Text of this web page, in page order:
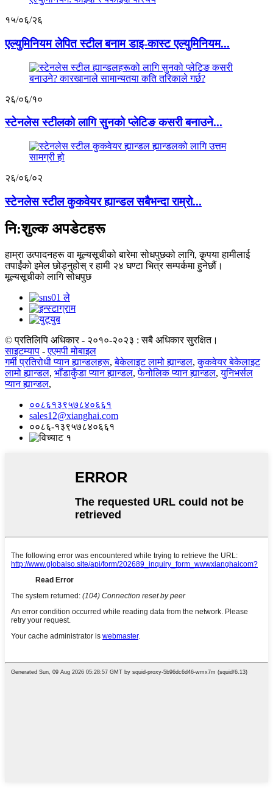
१५/०६/२६
एल्युमिनियम लेपित स्टील बनाम डाइ-कास्ट एल्युमिनियम...
२६/०६/१०
स्टेनलेस स्टीलको लागि सुनको प्लेटिङ कसरी बनाउने...
२६/०६/०२
स्टेनलेस स्टील कुकवेयर ह्यान्डल सबैभन्दा राम्रो...
नि:शुल्क अपडेटहरू
हाम्रा उत्पादनहरू वा मूल्यसूचीको बारेमा सोधपुछको लागि, कृपया हामीलाई
तपाईंको इमेल छोड्नुहोस् र हामी २४ घण्टा भित्र सम्पर्कमा हुनेछौं।
मूल्यसूचीको लागि सोधपुछ
© प्रतिलिपि अधिकार - २०१०-२०२३ : सबै अधिकार सुरक्षित।
साइटम्याप -एएमपी मोबाइल
गर्मी प्रतिरोधी प्यान ह्यान्डलहरू,बेकेलाइट लामो ह्यान्डल,कुकवेयर बेकेलाइट
लामो ह्यान्डल, भाँडाकुँडा प्यान ह्यान्डल,फेनोलिक प्यान ह्यान्डल,युनिभर्सल
प्यान ह्यान्डल,
००८६१३९५७८४०६६१
sales12@xianghai.com
००८६-१३९५७८४०६६१